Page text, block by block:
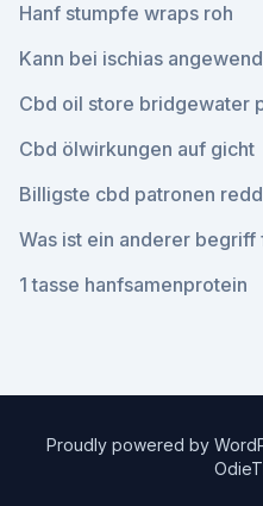
Hanf stumpfe wraps roh
Kann bei ischias
Cbd oil store bridgewater
Cbd ölwirkungen auf gicht
Billigste cbd patronen
Was ist ein anderer
1 tasse hanfsamenprotein
Proudly powered by